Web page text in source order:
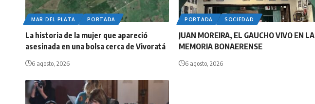
MAR DEL PLATA PORTADA
La historia de la mujer que apareció
asesinada en una bolsa cerca de Vivoratá
6 agosto, 2026
PORTADA SOCIEDAD
JUAN MOREIRA, EL GAUCHO VIVO EN LA
MEMORIA BONAERENSE
6 agosto, 2026